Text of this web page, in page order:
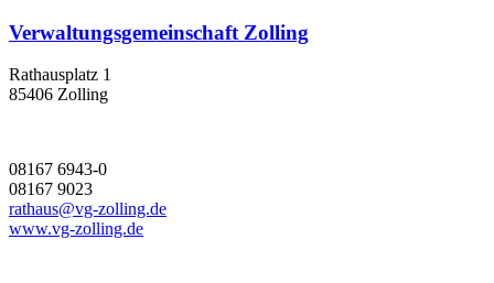
Verwaltungsgemeinschaft Zolling
Rathausplatz 1
85406 Zolling
08167 6943-0
08167 9023
rathaus@vg-zolling.de
www.vg-zolling.de